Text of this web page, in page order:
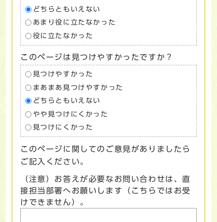
どちらともいえない
あまり役に立たなかった
役に立たなかった
このページは見つけやすかったですか？
見つけやすかった
まあまあ見つけやすかった
どちらともいえない
やや見つけにくかった
見つけにくかった
このページに関してのご意見がありましたら
ご記入ください。
（注意）お答えが必要なお問い合わせは、直
接担当部署へお願いします（こちらではお受
けできません）。